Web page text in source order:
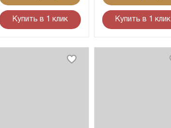
Купить в 1 клик Купить в 1 клик